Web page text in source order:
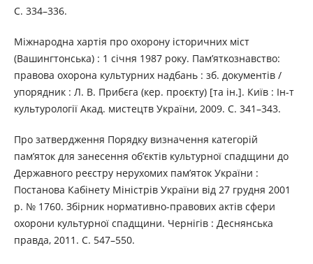
С. 334–336.
Міжнародна хартія про охорону історичних міст
(Вашингтонська) : 1 січня 1987 року. Пам’яткознавство:
правова охорона культурних надбань : зб. документів /
упорядник : Л. В. Прибєга (кер. проєкту) [та ін.]. Київ : Ін-т
культурології Акад. мистецтв України, 2009. С. 341–343.
Про затвердження Порядку визначення категорій
пам’яток для занесення об’єктів культурної спадщини до
Державного реєстру нерухомих пам’яток України :
Постанова Кабінету Міністрів України від 27 грудня 2001
р. № 1760. Збірник нормативно-правових актів сфери
охорони культурної спадщини. Чернігів : Деснянська
правда, 2011. С. 547–550.